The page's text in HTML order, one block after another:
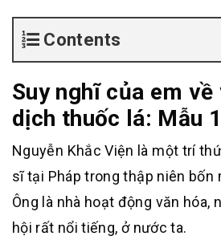
Contents
Suy nghĩ của em về
dịch thuốc lá: Mẫu 1
Nguyễn Khắc Viện là một trí
sĩ tại Pháp trong thập niên bốn
Ông là nhà hoạt động văn hóa,
hội rất nổi tiếng, ở nước ta.